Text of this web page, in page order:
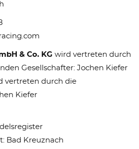
& Co. KG wird vertreten durch
Gesellschafter: Jochen Kiefer
vertreten durch die
Kiefer
Bad Kreuznach